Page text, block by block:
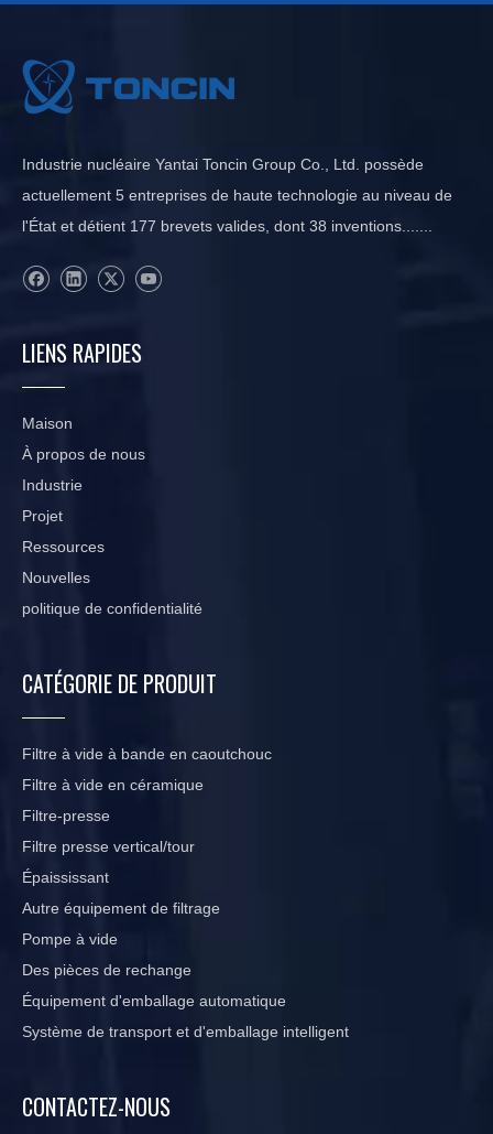
Industrie nucléaire Yantai Toncin Group Co., Ltd. possède
actuellement 5 entreprises de haute technologie au niveau de
l'État et détient 177 brevets valides, dont 38 inventions.......
LIENS RAPIDES
Maison
À propos de nous
Industrie
Projet
Ressources
Nouvelles
politique de confidentialité
CATÉGORIE DE PRODUIT
Filtre à vide à bande en caoutchouc
Filtre à vide en céramique
Filtre-presse
Filtre presse vertical/tour
Épaississant
Autre équipement de filtrage
Pompe à vide
Des pièces de rechange
Équipement d'emballage automatique
Système de transport et d'emballage intelligent
CONTACTEZ-NOUS